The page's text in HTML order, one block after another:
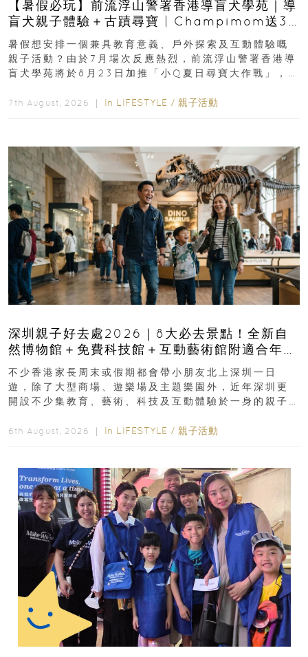
【暑假必玩】前流浮山警署香港導盲犬學苑｜導
盲犬親子體驗＋古蹟尋寶 | Champimom送3
組免費名額
暑假想安排一個兼具教育意義、戶外探索及互動體驗嘅
親子活動？由於7月場次反應熱烈，前流浮山警署香港導
盲犬學苑將於8月23日加推「小Q夏日尋寶大作戰」，家
7th August, 2026 ｜ In LIFESTYLE / 親子活動
深圳親子好去處2026｜8大必去景點！全新自
然博物館＋免費科技館＋互動藝術館附適合年
齡、交通、門票、開放時間
不少香港家長周末或假期都會帶小朋友北上深圳一日
遊，除了大型商場、遊樂場及主題樂園外，近年深圳更
開設不少集教育、藝術、科技及互動體驗於一身的親子
6th August, 2026 ｜ In LIFESTYLE / 親子活動